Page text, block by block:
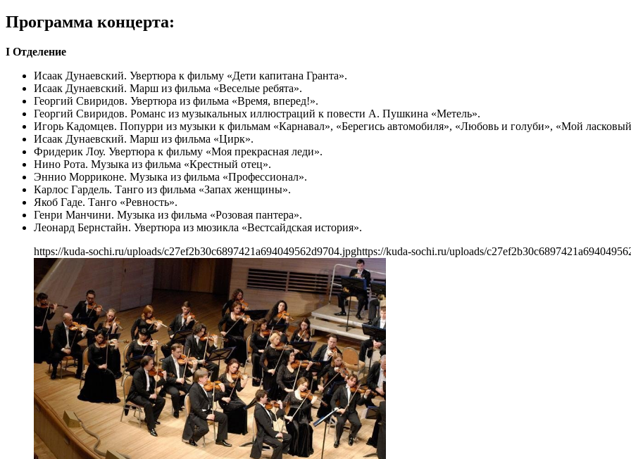
Программа концерта:
I Отделение
Исаак Дунаевский. Увертюра к фильму «Дети капитана Гранта».
Исаак Дунаевский. Марш из фильма «Веселые ребята».
Георгий Свиридов. Увертюра из фильма «Время, вперед!».
Георгий Свиридов. Романс из музыкальных иллюстраций к повести А. Пушкина «Метель».
Игорь Кадомцев. Попурри из музыки к фильмам «Карнавал», «Берегись автомобиля», «Любовь и голуби», «Мой
Исаак Дунаевский. Марш из фильма «Цирк».
Фридерик Лоу. Увертюра к фильму «Моя прекрасная леди».
Нино Рота. Музыка из фильма «Крестный отец».
Эннио Морриконе. Музыка из фильма «Профессионал».
Карлос Гардель. Танго из фильма «Запах женщины».
Якоб Гаде. Танго «Ревность».
Генри Манчини. Музыка из фильма «Розовая пантера».
Леонард Бернстайн. Увертюра из мюзикла «Вестсайдская история».
https://kuda-sochi.ru/uploads/c27ef2b30c6897421a694049562d9704.jpghttps://kuda-sochi.ru/uploads/